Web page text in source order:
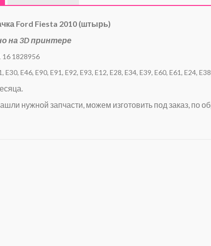
Ford Fiesta 2010 (штырь)
на 3D принтере
16 1828956
E30, E46, E90, E91, E92, E93, E12, E28, E34, E39, E60, E61, E24,
нужной запчасти, можем изготовить под заказ, по